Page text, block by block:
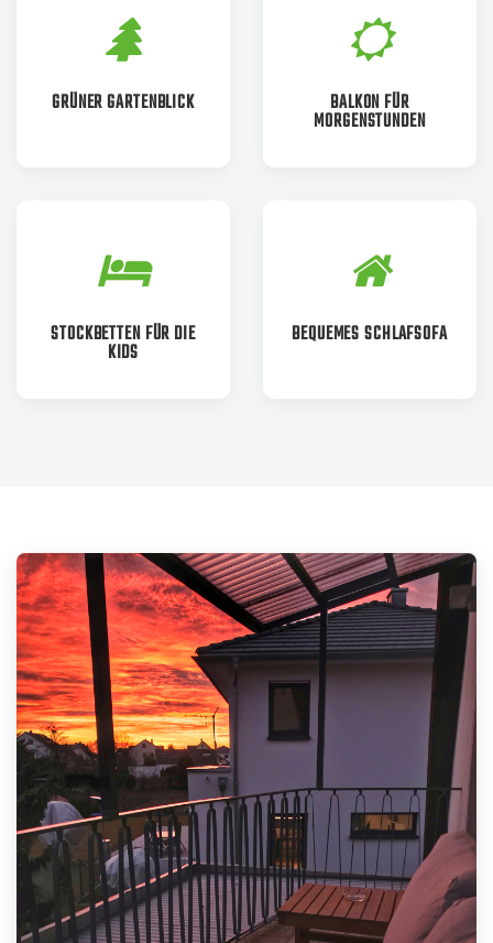
GRÜNER GARTENBLICK BALKON FÜR
MORGENSTUNDEN
STOCKBETTEN FÜR DIE
KIDS
BEQUEMES SCHLAFSOFA